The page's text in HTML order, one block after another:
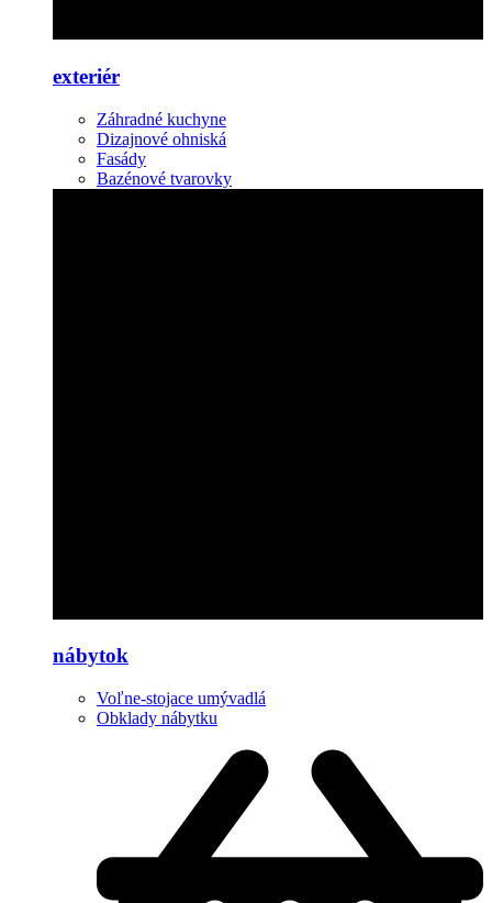
exteriér
Záhradné kuchyne
Dizajnové ohniská
Fasády
Bazénové tvarovky
nábytok
Voľne-stojace umývadlá
Obklady nábytku